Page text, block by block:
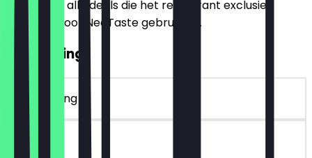
Hier vind je alle deals die het restaurant exclusief
aanbiedt voor NeoTaste gebruikers.
€10 Korting
~€ 10 korting
90 dagen